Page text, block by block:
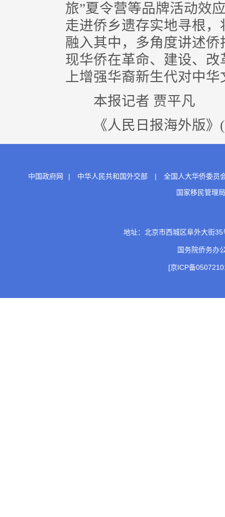
旅”夏令营等品牌活动效
走进侨乡遗存实地寻根
融入其中，多角度讲述
现华侨在革命、建设、
上增强华裔新生代对中
本报记者 贾平凡
《人民日报海外版》
中国政府网 | 中华人民共和国外交部 |
全国人大华侨委员
国家移民管理局
地址：北京市西城区阜外大街
国务院侨务
[京ICP备